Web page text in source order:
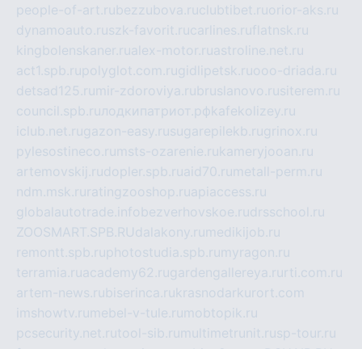
people-of-art.rubezzubova.ruclubtibet.ruorior-aks.ru
dynamoauto.ruszk-favorit.rucarlines.ruflatnsk.ru
kingbolenskaner.rualex-motor.ruastroline.net.ru
act1.spb.rupolyglot.com.rugidlipetsk.ruooo-driada.ru
detsad125.ru mir-zdoroviya.rubruslanovo.rusiterem.ru
council.spb.ruлодкипатриот.рфkafekolizey.ru
iclub.net.rugazon-easy.rusugarepilekb.rugrinox.ru
pylesostineco.ru msts-ozarenie.rukameryjooan.ru
artemovskij.rudopler.spb.ruaid70.ru metall-perm.ru
ndm.msk.ru ratingzooshop.ruapiaccess.ru
globalautotrade.info bezverhovskoe.rudrsschool.ru
ZOOSMART.SPB.RUdalakony.ru medikijob.ru
remontt.spb.ruphotostudia.spb.ru myragon.ru
terramia.ruacademy62.rugardengallereya.ru rti.com.ru
artem-news.rubiserinca.rukrasnodarkurort.com
imshowtv.ru mebel-v-tule.ru mobtopik.ru
pcsecurity.net.rutool-sib.ru multimetrunit.rusp-tour.ru